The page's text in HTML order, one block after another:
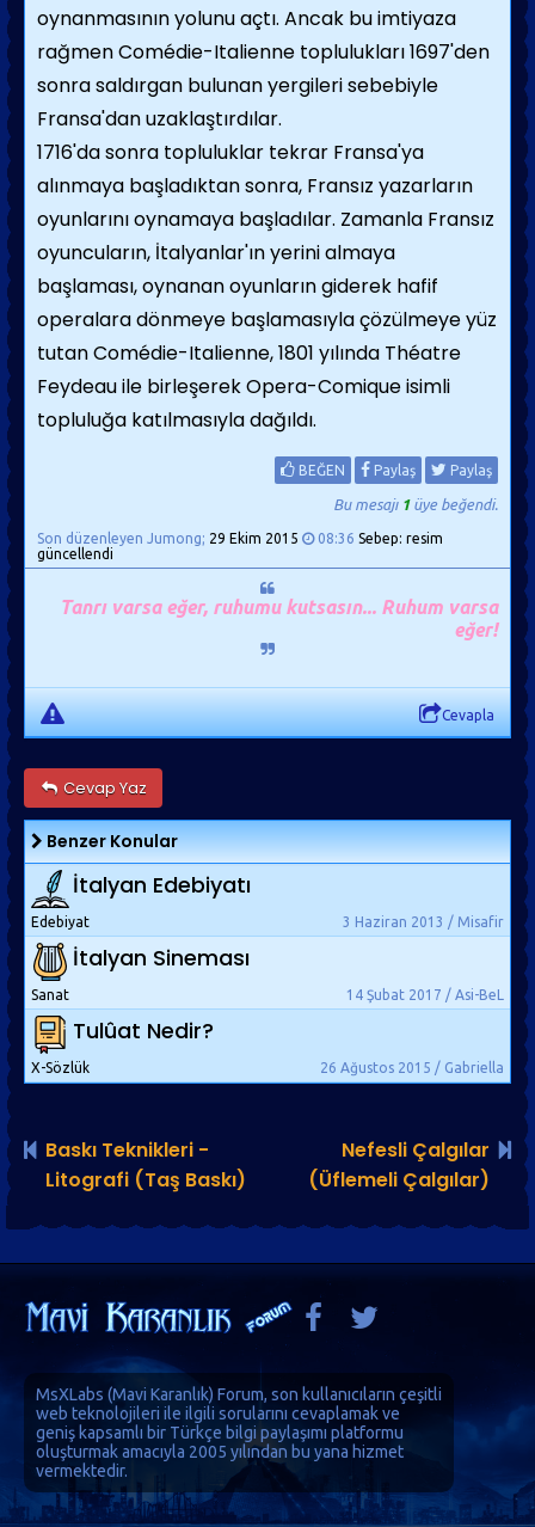
oynanmasının yolunu açtı. Ancak bu imtiyaza
rağmen Comédie-Italienne toplulukları 1697'den
sonra saldırgan bulunan yergileri sebebiyle
Fransa'dan uzaklaştırdılar.
1716'da sonra topluluklar tekrar Fransa'ya
alınmaya başladıktan sonra, Fransız yazarların
oyunlarını oynamaya başladılar. Zamanla Fransız
oyuncuların, İtalyanlar'ın yerini almaya
başlaması, oynanan oyunların giderek hafif
operalara dönmeye başlamasıyla çözülmeye yüz
tutan Comédie-Italienne, 1801 yılında Théatre
Feydeau ile birleşerek Opera-Comique isimli
topluluğa katılmasıyla dağıldı.
BEĞEN Paylaş Paylaş
Bu mesajı 1üye beğendi.
Son düzenleyen Jumong; 29 Ekim 2015 08:36 Sebep: resim
güncellendi
Tanrı varsa eğer, ruhumu kutsasın... Ruhum varsa
eğer!
Cevapla
Cevap Yaz
Benzer Konular
İtalyan Edebiyatı
3 Haziran 2013 / Misafir
Edebiyat
İtalyan Sineması
14 Şubat 2017 / Asi-BeL
Sanat
Tulûat Nedir?
26 Ağustos 2015 / Gabriella
X-Sözlük
Baskı Teknikleri -
Litografi (Taş Baskı)
Nefesli Çalgılar
(Üflemeli Çalgılar)
MsXLabs (Mavi Karanlık) Forum, son kullanıcıların çeşitli
web teknolojileri ile ilgili sorularını cevaplamak ve
geniş kapsamlı bir Türkçe bilgi paylaşımı platformu
oluşturmak amacıyla 2005 yılından bu yana hizmet
vermektedir.